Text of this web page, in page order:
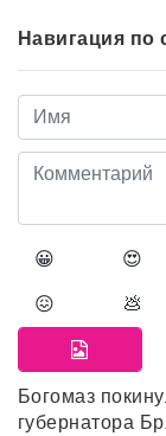
Навигация по
😀 😍
😖 💩
Богомаз
губернатора